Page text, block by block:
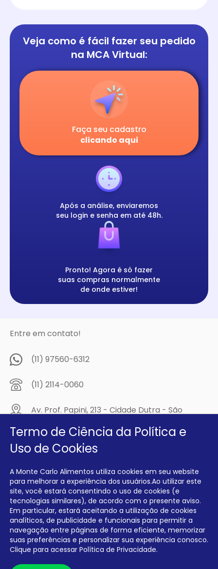
Veja como é fácil fazer seu pedido
na MCA Virtual:
Faça seu cadastro
clicando aqui
Após a análise, enviaremos
seu login e senha em até 48h.
Pronto! Agora é só fazer
suas compras normalmente
de onde estiver!
Entre em contato!
(11) 97560-6312
(11) 2114-0060
Av. Prof. Papini, 213 - Cidade Dutra - São
Compre na
MCA Virtual!
Siga a Monte Carlo Alimentos nas redes sociais!
INTERFRIOS COMÉRCIO DE FRIOS E LATICÍNIOS EIRELI CNPJ:
00.140.150/0001-09 INSCRIÇÃO ESTADUAL: 112.576.117.113
Termo de Ciência da Política e
Uso de Cookies
A Monte Carlo Alimentos utiliza cookies em seu website
para melhorar a experiência dos usuários.Ao utilizar este
site, você estará consentindo o uso de cookies (e
tecnologias similares), de acordo com o presente aviso.
Em particular, estará aceitando a utilização de cookies
analíticos, de publicidade e funcionais para permitir a
navegação entre páginas de forma eficiente, memorizar
suas preferências e personalizar sua experiência conosco.
Clique para acessar Política de Privacidade.